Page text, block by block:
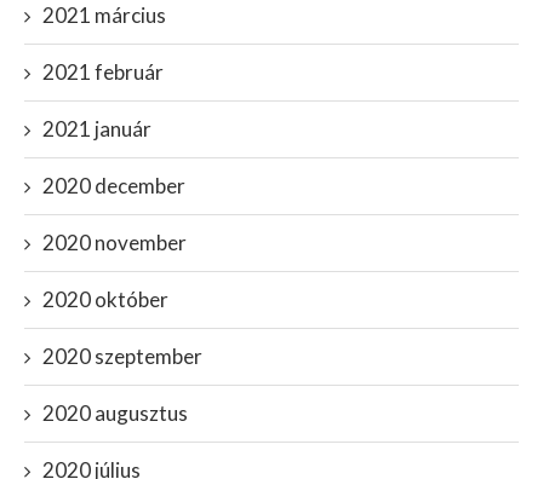
2021 március
2021 február
2021 január
2020 december
2020 november
2020 október
2020 szeptember
2020 augusztus
2020 július